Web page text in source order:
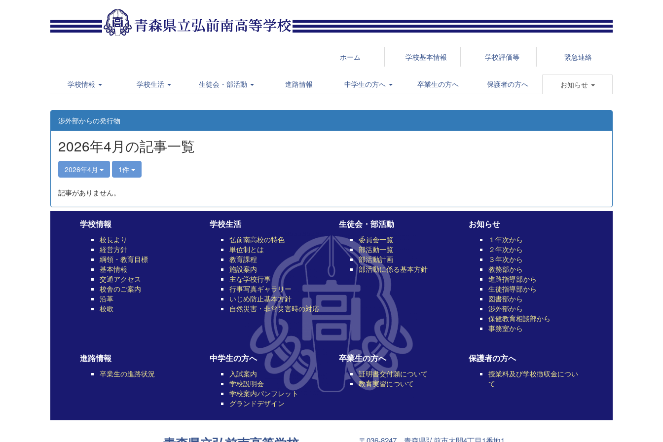
ホーム 学校基本情報 学校評価等 緊急連絡
学校情報 学校生活 生徒会・部活動 進路情報 中学生の方へ 卒業生の方へ 保護者の方へ お知らせ
渉外部からの発行物
2026年4月の記事一覧
2026年4月 1件
記事がありません。
学校情報
校長より
経営方針
綱領・教育目標
基本情報
交通アクセス
校舎のご案内
沿革
校歌
学校生活
弘前南高校の特色
単位制とは
教育課程
施設案内
主な学校行事
行事写真ギャラリー
いじめ防止基本方針
自然災害・非常災害時の対応
生徒会・部活動
委員会一覧
部活動一覧
部活動計画
部活動に係る基本方針
お知らせ
１年次から
２年次から
３年次から
教務部から
進路指導部から
生徒指導部から
図書部から
渉外部から
保健教育相談部から
事務室から
進路情報
卒業生の進路状況
中学生の方へ
入試案内
学校説明会
学校案内パンフレット
グランドデザイン
卒業生の方へ
証明書交付願について
教育実習について
保護者の方へ
授業料及び学校徴収金につい
て